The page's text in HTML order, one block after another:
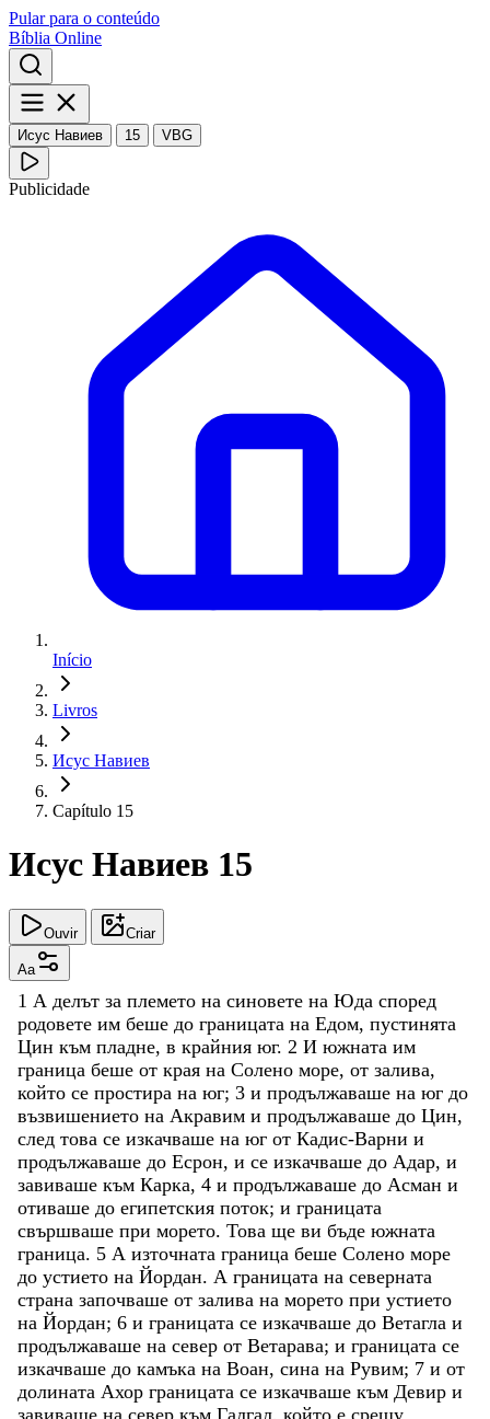
Pular para o conteúdo
Bíblia Online
Исус Навиев 15 VBG
Publicidade
Início
Livros
Исус Навиев
Capítulo 15
Исус Навиев 15
Ouvir Criar
Aa
1 А делът за племето на синовете на Юда според
родовете им беше до границата на Едом, пустинята
Цин към пладне, в крайния юг. 2 И южната им
граница беше от края на Солено море, от залива,
който се простира на юг; 3 и продължаваше на юг до
възвишението на Акравим и продължаваше до Цин,
след това се изкачваше на юг от Кадис-Варни и
продължаваше до Есрон, и се изкачваше до Адар, и
завиваше към Карка, 4 и продължаваше до Асман и
отиваше до египетския поток; и границата
свършваше при морето. Това ще ви бъде южната
граница. 5 А източната граница беше Солено море
до устието на Йордан. А границата на северната
страна започваше от залива на морето при устието
на Йордан; 6 и границата се изкачваше до Ветагла и
продължаваше на север от Ветарава; и границата се
изкачваше до камъка на Воан, сина на Рувим; 7 и от
долината Ахор границата се изкачваше към Девир и
завиваше на север към Галгал, който е срещу